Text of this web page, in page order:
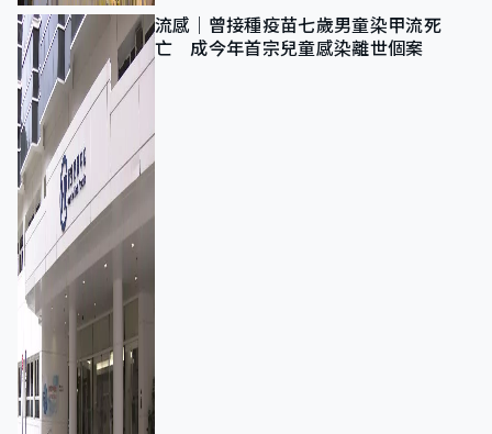
流感｜曾接種疫苗七歲男童染甲流死
亡 成今年首宗兒童感染離世個案